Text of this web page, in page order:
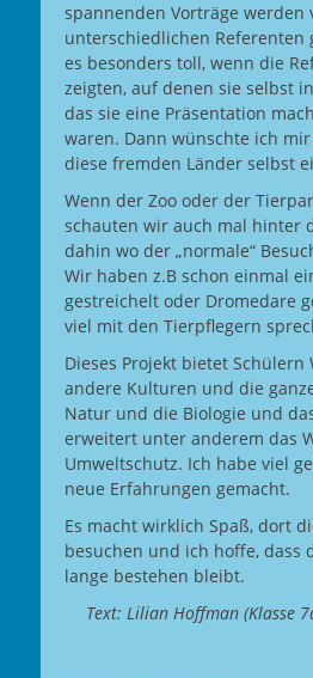
spannenden Vorträge werden
unterschiedlichen Referenten
es besonders toll, wenn die
zeigten, auf denen sie selbst
das sie eine Präsentation
waren. Dann wünschte ich
diese fremden Länder selbst
Wenn der Zoo oder der
schauten wir auch mal hinter
dahin wo der „normale“
Wir haben z.B schon einmal
gestreichelt oder Dromedare
viel mit den Tierpflegern
Dieses Projekt bietet Schülern
andere Kulturen und die
Natur und die Biologie und
erweitert unter anderem das
Umweltschutz. Ich habe viel
neue Erfahrungen gemacht.
Es macht wirklich Spaß, dort
besuchen und ich hoffe, dass
lange bestehen bleibt.
Text: Lilian Hoffman (Klasse